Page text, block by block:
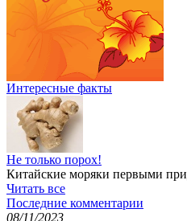
Интересные факты
Не только порох!
Китайские моряки первыми
Читать все
Последние комментарии
08/11/2023